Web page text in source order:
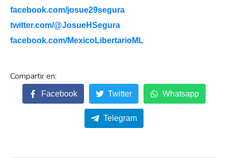
facebook.com/josue29segura
twitter.com/@JosueHSegura
facebook.com/MexicoLibertarioML
Facebook Twitter Whatsapp
Telegram